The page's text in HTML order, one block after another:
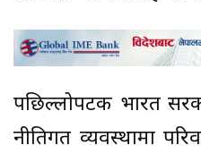
पछिल्लोपटक भारत
नीतिगत व्यवस्थामा